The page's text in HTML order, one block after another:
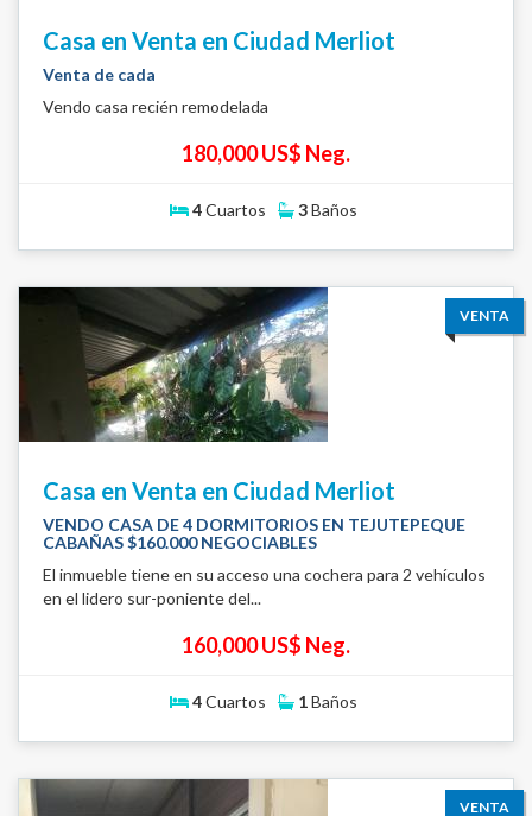
Casa en Venta en Ciudad Merliot
Venta de cada
Vendo casa recién remodelada
180,000 US$ Neg.
4Cuartos 3Baños
VENTA
Casa en Venta en Ciudad Merliot
VENDO CASA DE 4 DORMITORIOS EN TEJUTEPEQUE
CABAÑAS $160.000 NEGOCIABLES
El inmueble tiene en su acceso una cochera para 2 vehículos
en el lidero sur-poniente del...
160,000 US$ Neg.
4Cuartos 1Baños
VENTA